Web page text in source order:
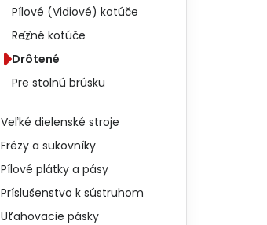
Pílové (Vidiové) kotúče
Rezné kotúče
Drôtené
Pre stolnú brúsku
Veľké dielenské stroje
Frézy a sukovníky
Pílové plátky a pásy
Príslušenstvo k sústruhom
Uťahovacie pásky